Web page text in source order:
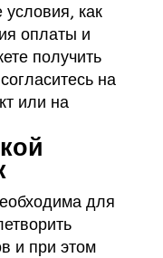
условия, как
оплаты и
получить
на
или на
для
и при этом